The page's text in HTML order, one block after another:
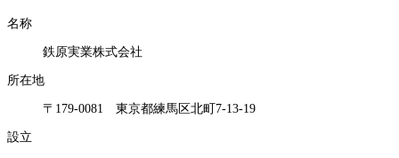
名称
鉄原実業株式会社
所在地
〒179-0081 東京都練馬区北町7-13-19
設立